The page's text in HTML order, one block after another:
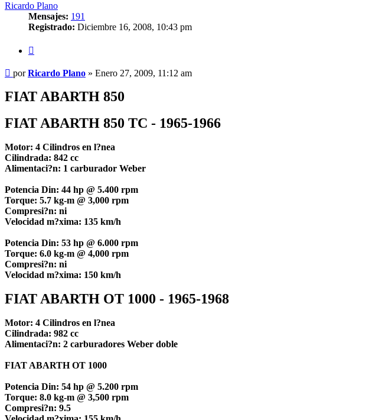
Ricardo Plano
Mensajes: 191
Registrado: Diciembre 16, 2008, 10:43 pm
Mensaje
sin
leer
porRicardo Plano » Enero 27, 2009, 11:12 am
FIAT ABARTH 850
FIAT ABARTH 850 TC - 1965-1966
Motor: 4 Cilindros en l?nea
Cilindrada: 842 cc
Alimentaci?n: 1 carburador Weber
Potencia Din: 44 hp @ 5.400 rpm
Torque: 5.7 kg-m @ 3,000 rpm
Compresi?n: ni
Velocidad m?xima: 135 km/h
Potencia Din: 53 hp @ 6.000 rpm
Torque: 6.0 kg-m @ 4,000 rpm
Compresi?n: ni
Velocidad m?xima: 150 km/h
FIAT ABARTH OT 1000 - 1965-1968
Motor: 4 Cilindros en l?nea
Cilindrada: 982 cc
Alimentaci?n: 2 carburadores Weber doble
FIAT ABARTH OT 1000
Potencia Din: 54 hp @ 5.200 rpm
Torque: 8.0 kg-m @ 3,500 rpm
Compresi?n: 9.5